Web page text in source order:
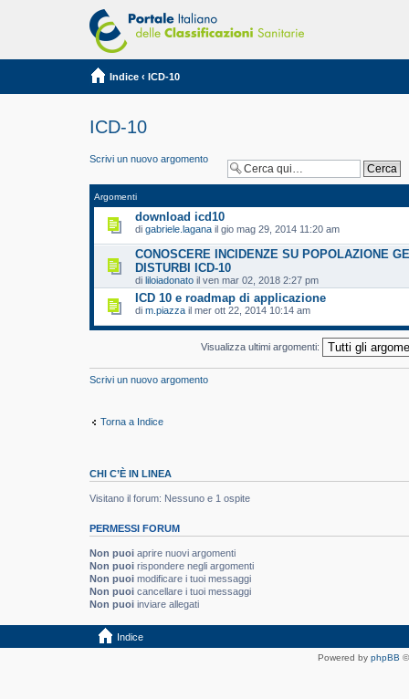
Indice ‹ ICD-10
ICD-10
Scrivi un nuovo argomento
Argomenti
download icd10
di gabriele.lagana il gio mag 29, 2014 11:20 am
CONOSCERE INCIDENZE SU POPOLAZIONE
DISTURBI ICD-10
di liloiadonato il ven mar 02, 2018 2:27 pm
ICD 10 e roadmap di applicazione
di m.piazza il mer ott 22, 2014 10:14 am
Visualizza ultimi argomenti:
Scrivi un nuovo argomento
Torna a Indice
CHI C’È IN LINEA
Visitano il forum: Nessuno e 1 ospite
PERMESSI FORUM
Non puoi aprire nuovi argomenti
Non puoi rispondere negli argomenti
Non puoi modificare i tuoi messaggi
Non puoi cancellare i tuoi messaggi
Non puoi inviare allegati
Indice
Powered by phpBB